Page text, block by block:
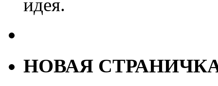
идея.
НОВАЯ